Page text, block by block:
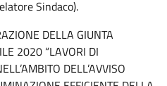
Sindaco).
DELLA GIUNTA
2020 “LAVORI DI
DELL’AVVISO